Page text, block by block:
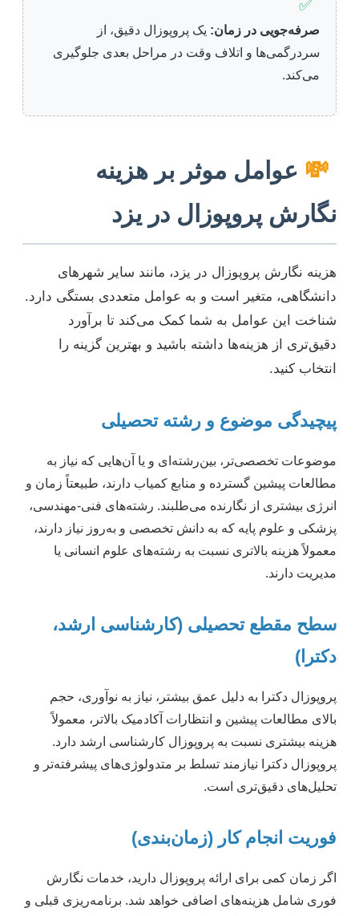
✅
صرفه‌جویی در زمان: یک پروپوزال دقیق، از
سردرگمی‌ها و اتلاف وقت در مراحل بعدی جلوگیری
می‌کند.
💸 عوامل موثر بر هزینه
نگارش پروپوزال در یزد
هزینه نگارش پروپوزال در یزد، مانند سایر شهرهای
دانشگاهی، متغیر است و به عوامل متعددی بستگی دارد.
شناخت این عوامل به شما کمک می‌کند تا برآورد
دقیق‌تری از هزینه‌ها داشته باشید و بهترین گزینه را
انتخاب کنید.
پیچیدگی موضوع و رشته تحصیلی
موضوعات تخصصی‌تر، بین‌رشته‌ای و یا آن‌هایی که نیاز به
مطالعات پیشین گسترده و منابع کمیاب دارند، طبیعتاً زمان و
انرژی بیشتری از نگارنده می‌طلبند. رشته‌های فنی-مهندسی،
پزشکی و علوم پایه که به دانش تخصصی و به‌روز نیاز دارند،
معمولاً هزینه بالاتری نسبت به رشته‌های علوم انسانی یا
مدیریت دارند.
سطح مقطع تحصیلی (کارشناسی ارشد،
دکترا)
پروپوزال دکترا به دلیل عمق بیشتر، نیاز به نوآوری، حجم
بالای مطالعات پیشین و انتظارات آکادمیک بالاتر، معمولاً
هزینه بیشتری نسبت به پروپوزال کارشناسی ارشد دارد.
پروپوزال دکترا نیازمند تسلط بر متدولوژی‌های پیشرفته‌تر و
تحلیل‌های دقیق‌تری است.
فوریت انجام کار (زمان‌بندی)
اگر زمان کمی برای ارائه پروپوزال دارید، خدمات نگارش
فوری شامل هزینه‌های اضافی خواهد شد. برنامه‌ریزی قبلی و